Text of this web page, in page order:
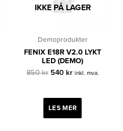
IKKE PÅ LAGER
Demoprodukter
FENIX E18R V2.0 LYKT
LED (DEMO)
850kr Opprinnelig
850 kr.
540 krNåværende
540 kr.
inkl. mva.
LES MER